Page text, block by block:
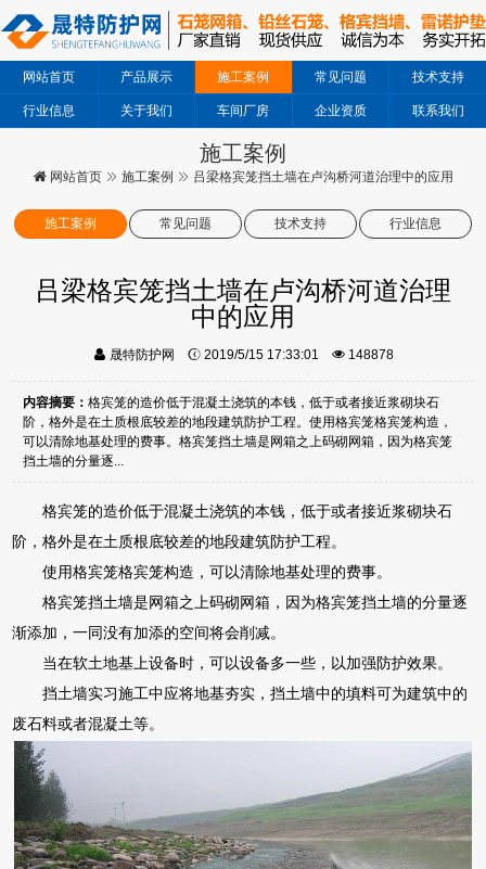
网站首页 产品展示 施工案例 常见问题 技术支持
行业信息 关于我们 车间厂房 企业资质 联系我们
施工案例
网站首页 施工案例 吕梁格宾笼挡土墙在卢沟桥河道治理中的应用
施工案例 常见问题 技术支持 行业信息
吕梁格宾笼挡土墙在卢沟桥河道治理
中的应用
晟特防护网 2019/5/15 17:33:01 148878
内容摘要：格宾笼的造价低于混凝土浇筑的本钱，低于或者接近浆砌块石
阶，格外是在土质根底较差的地段建筑防护工程。使用格宾笼格宾笼构造，
可以清除地基处理的费事。格宾笼挡土墙是网箱之上码砌网箱，因为格宾笼
挡土墙的分量逐...
格宾笼的造价低于混凝土浇筑的本钱，低于或者接近浆砌块石
阶，格外是在土质根底较差的地段建筑防护工程。
使用格宾笼格宾笼构造，可以清除地基处理的费事。
格宾笼挡土墙是网箱之上码砌网箱，因为格宾笼挡土墙的分量逐
渐添加，一同没有加添的空间将会削减。
当在软土地基上设备时，可以设备多一些，以加强防护效果。
挡土墙实习施工中应将地基夯实，挡土墙中的填料可为建筑中的
废石料或者混凝土等。